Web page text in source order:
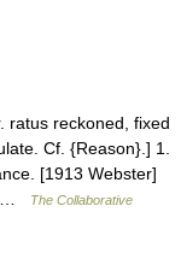
ratus reckoned, fixed
Cf. {Reason}.] 1.
[1913 Webster]
…
The Collaborative